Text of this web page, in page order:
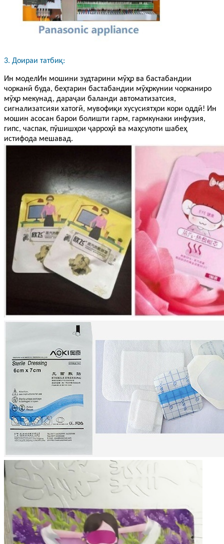
3. Доираи татбиқ:
Ин моделИн мошини зудтарини мӯҳр ва бастабандии
чорканӣ буда, беҳтарин бастабандии мӯҳркунии чорканиро
мӯҳр мекунад, дараҷаи баланди автоматизатсия,
сигнализатсияи хатогӣ, мувофиқи хусусиятҳои кори оддӣ! Ин
мошин асосан барои болишти гарм, гармкунаки инфузия,
гипс, часпак, пӯшишҳои ҷарроҳӣ ва маҳсулоти шабеҳ
истифода мешавад.